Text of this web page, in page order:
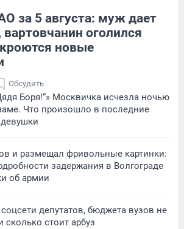
за 5 августа: муж дает
вартовчанин оголился
новые
Обсудить
Боря!“» Москвичка исчезла ночью
Что произошло в последние
и размещал фривольные картинки:
задержания в Волгограде
об армии
депутатов, бюджета вузов не
стоит арбуз